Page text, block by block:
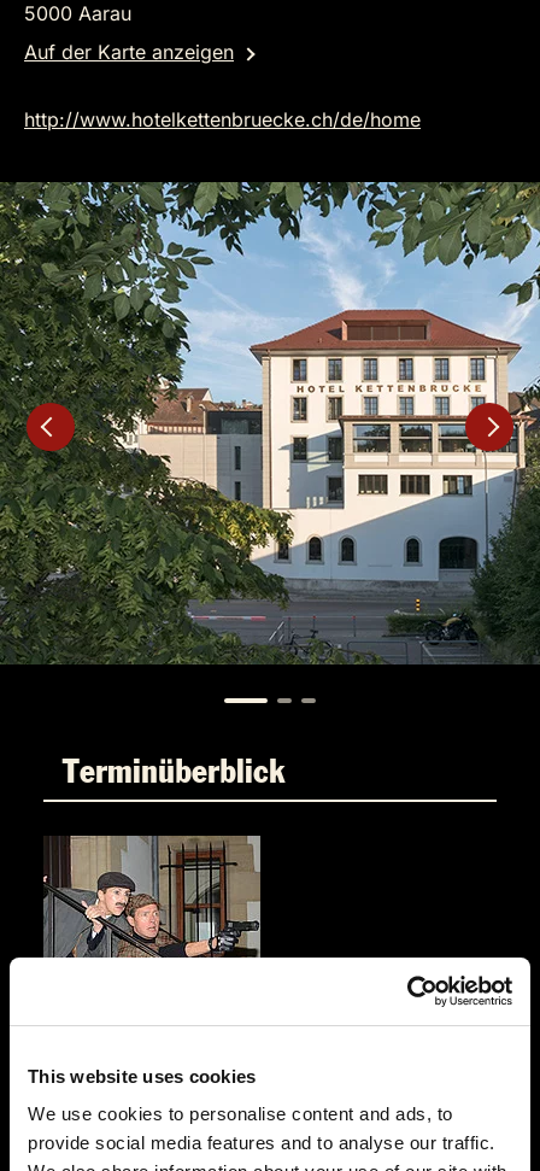
This website uses cookies
We use cookies to personalise content and ads, to
provide social media features and to analyse our traffic.
5000 Aarau
Auf der Karte anzeigen
http://www.hotelkettenbruecke.ch/de/home
Terminüberblick
Maultäschlesupp
Hotel Kettenbrücke
Zollrain 16